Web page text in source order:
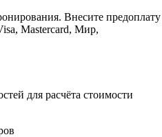
Внесите предоплату
Mastercard, Мир,
для расчёта стоимости